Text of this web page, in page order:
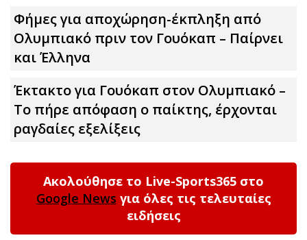
Φήμες για αποχώρηση-έκπληξη από
Ολυμπιακό πριν τον Γουόκαπ – Παίρνει
και Έλληνα
Έκτακτο για Γουόκαπ στον Ολυμπιακό –
Το πήρε απόφαση ο παίκτης, έρχονται
ραγδαίες εξελίξεις
Ακολούθησε το Live-Sports365 στο
Google News για όλες τις τελευταίες
ειδήσεις